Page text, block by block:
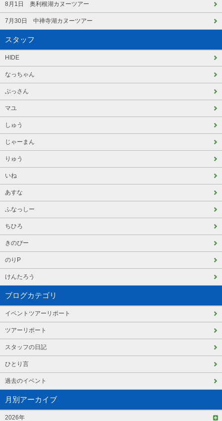
8月1日 奥利根湖カヌーツアー
7月30日 中禅寺湖カヌーツアー
スタッフ
HIDE
なっちゃん
ぶっさん
マユ
しゅう
じゃーまん
りゅう
いね
あすな
ふなっしー
ちひろ
きのぴー
のりP
けんたろう
ブログカテゴリ
イベントツアーリポート
ツアーリポート
スタッフの日記
ひとり言
過去のイベント
月別アーカイブ
2026年